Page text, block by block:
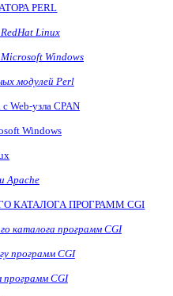
PERL
RedHat Linux
Microsoft Windows
модулей Perl
сWeb-узла CPAN
Windows
Apache
КАТАЛОГА ПРОГРАММCGI
каталога программ CGI
программ CGI
программ CGI